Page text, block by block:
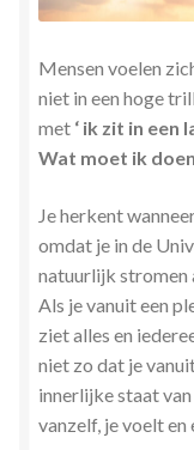
Mijn account
Mindfulness en
Narcisme
Nieuw boek
in woord en beeld
Priesteressen van
Privacybeleid
Stress en Burn-
Mensen voelen
niet in een hoge
met ‘ ik zit in een
Wat moet ik
Je herkent
omdat je in de
natuurlijk stromen
Als je vanuit een
zietalles en
niet zo dat je
innerlijke staat
vanzelf, je voelt en